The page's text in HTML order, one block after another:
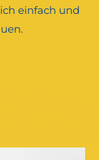
einfach und